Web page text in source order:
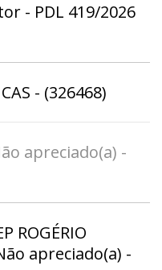
- PDL 419/2026
- (326468)
apreciado(a) -
ROGÉRIO
apreciado(a) -